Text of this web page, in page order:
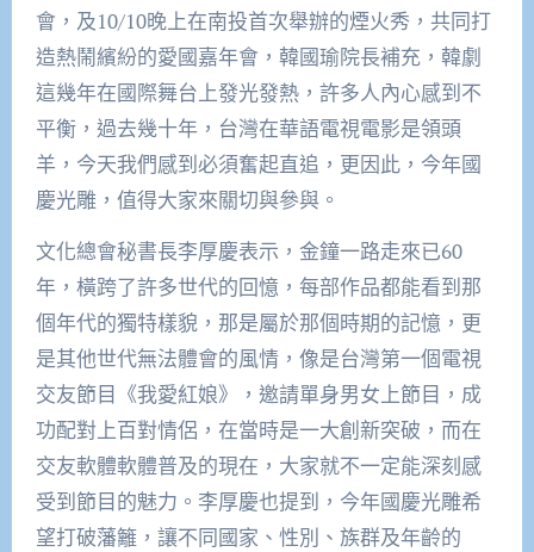
會，及10/10晚上在南投首次舉辦的煙火秀，共同打
造熱鬧繽紛的愛國嘉年會，韓國瑜院長補充，韓劇
這幾年在國際舞台上發光發熱，許多人內心感到不
平衡，過去幾十年，台灣在華語電視電影是領頭
羊，今天我們感到必須奮起直追，更因此，今年國
慶光雕，值得大家來關切與參與。
文化總會秘書長李厚慶表示，金鐘一路走來已60
年，橫跨了許多世代的回憶，每部作品都能看到那
個年代的獨特樣貌，那是屬於那個時期的記憶，更
是其他世代無法體會的風情，像是台灣第一個電視
交友節目《我愛紅娘》，邀請單身男女上節目，成
功配對上百對情侶，在當時是一大創新突破，而在
交友軟體軟體普及的現在，大家就不一定能深刻感
受到節目的魅力。李厚慶也提到，今年國慶光雕希
望打破藩籬，讓不同國家、性別、族群及年齡的